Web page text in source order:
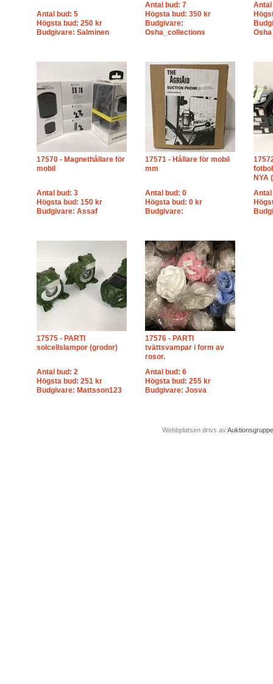
Antal bud: 5
Högsta bud: 250 kr
Budgivare: Salminen
Antal bud: 7
Högsta bud: 350 kr
Budgivare:
Osha_collections
Antal
17570 - Magnethållare för
mobil
Antal bud: 3
Högsta bud: 150 kr
Budgivare: Assaf
17571 - Hållare för mobil
mm
Antal bud: 0
Högsta bud: 0 kr
Budgivare:
NYA
Antal
17575 - PARTI
solcellslampor (grodor)
Antal bud: 2
Högsta bud: 251 kr
Budgivare: Mattsson123
17576 - PARTI
tvättsvampar i form av
rosor.
Antal bud: 6
Högsta bud: 255 kr
Budgivare: Josva
Webbplatsen drivs av